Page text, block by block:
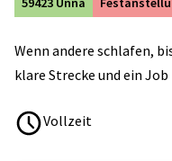
Wenn andere schlafen,
klare Strecke und ein
Vollzeit